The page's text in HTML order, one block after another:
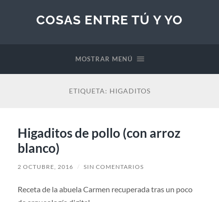
COSAS ENTRE TÚ Y YO
MOSTRAR MENÚ
ETIQUETA: HIGADITOS
Higaditos de pollo (con arroz
blanco)
2 OCTUBRE, 2016 / SIN COMENTARIOS
Receta de la abuela Carmen recuperada tras un poco